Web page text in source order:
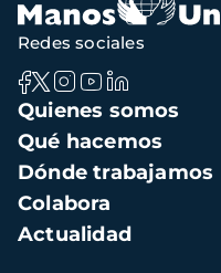
Navegación
principal
Quienes somos
Qué hacemos
Dónde trabajamos
Colabora
Actualidad
Redes sociales